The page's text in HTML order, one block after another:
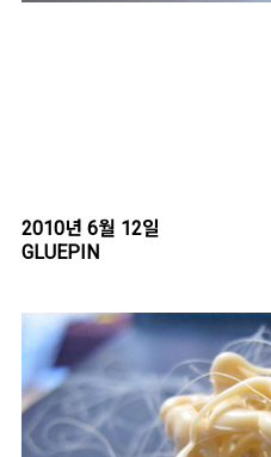
2010년 6월 12일
GLUEPIN